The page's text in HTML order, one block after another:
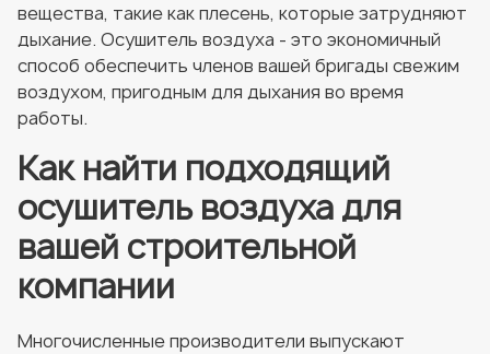
вещества, такие как плесень, которые затрудняют
дыхание. Осушитель воздуха - это экономичный
способ обеспечить членов вашей бригады свежим
воздухом, пригодным для дыхания во время
работы.
Как найти подходящий
осушитель воздуха для
вашей строительной
компании
Многочисленные производители выпускают